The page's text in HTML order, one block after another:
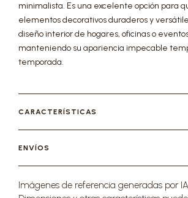
minimalista. Es una excelente opción para
elementos decorativos duraderos y
diseño interior de hogares, oficinas o
manteniendo su apariencia impecable
temporada.
CARACTERÍSTICAS
ENVÍOS
Imágenes de referencia generadas por